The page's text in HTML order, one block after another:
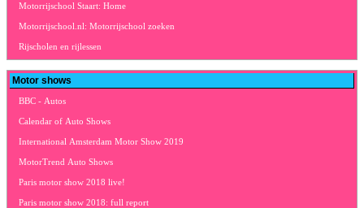
Motorrijschool Staart: Home
Motorrijschool.nl: Motorrijschool zoeken
Rijscholen en rijlessen
Motor shows
BBC - Autos
Calendar of Auto Shows
International Amsterdam Motor Show 2019
MotorTrend Auto Shows
Paris motor show 2018 live!
Paris motor show 2018: full report